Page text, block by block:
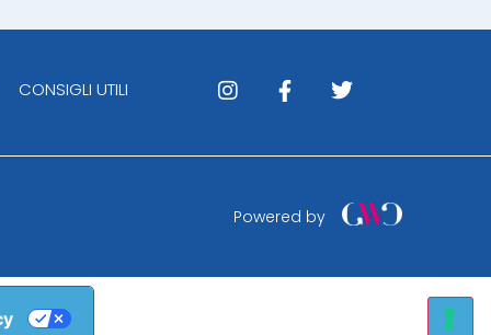
CONSIGLI UTILI
Powered by